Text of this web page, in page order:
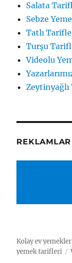
Salata
Sebze
Tatlı
Turşu
Videolu
Zeytinyağlı
REKLAMLAR
Kolay ev
yemek tarifleri